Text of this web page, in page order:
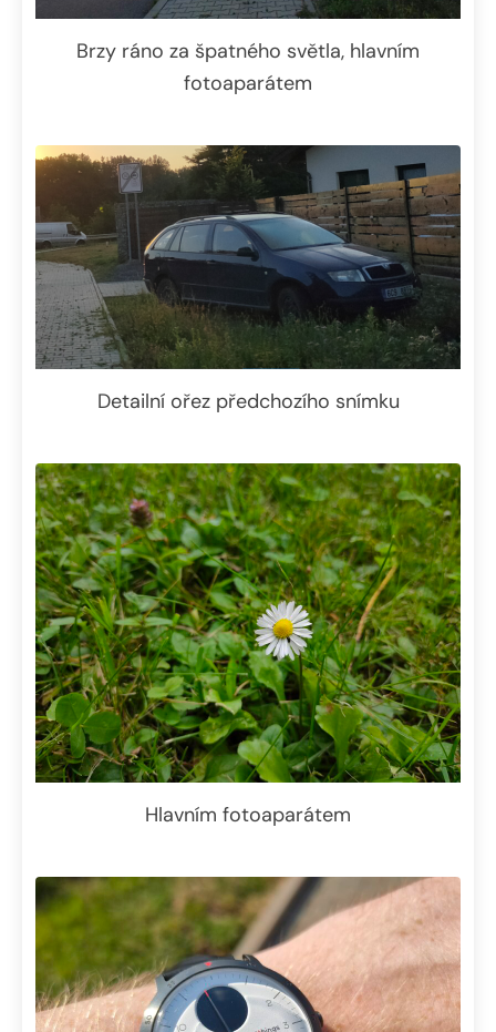
Brzy ráno za špatného světla, hlavním
fotoaparátem
Detailní ořez předchozího snímku
Hlavním fotoaparátem